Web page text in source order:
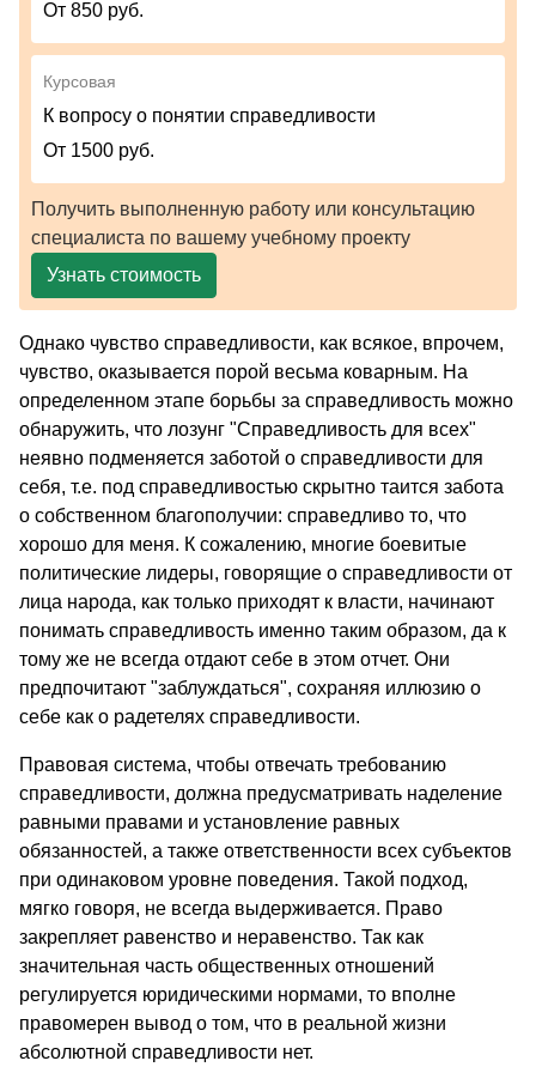
От 850 руб.
Курсовая
К вопросу о понятии справедливости
От 1500 руб.
Получить выполненную работу или консультацию
специалиста по вашему учебному проекту
Узнать стоимость
Однако чувство справедливости, как всякое, впрочем,
чувство, оказывается порой весьма коварным. На
определенном этапе борьбы за справедливость можно
обнаружить, что лозунг "Справедливость для всех"
неявно подменяется заботой о справедливости для
себя, т.е. под справедливостью скрытно таится забота
о собственном благополучии: справедливо то, что
хорошо для меня. К сожалению, многие боевитые
политические лидеры, говорящие о справедливости от
лица народа, как только приходят к власти, начинают
понимать справедливость именно таким образом, да к
тому же не всегда отдают себе в этом отчет. Они
предпочитают "заблуждаться", сохраняя иллюзию о
себе как о радетелях справедливости.
Правовая система, чтобы отвечать требованию
справедливости, должна предусматривать наделение
равными правами и установление равных
обязанностей, а также ответственности всех субъектов
при одинаковом уровне поведения. Такой подход,
мягко говоря, не всегда выдерживается. Право
закрепляет равенство и неравенство. Так как
значительная часть общественных отношений
регулируется юридическими нормами, то вполне
правомерен вывод о том, что в реальной жизни
абсолютной справедливости нет.